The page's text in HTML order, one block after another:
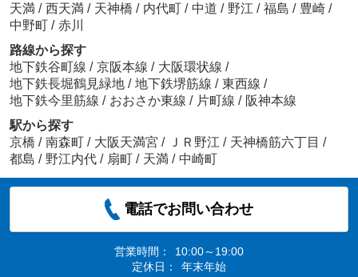
天満 / 西天満 / 天神橋 / 内代町 / 中道 / 野江 / 福島 / 豊崎 /
中野町 / 赤川
路線から探す
地下鉄谷町線 / 京阪本線 / 大阪環状線 /
地下鉄長堀鶴見緑地 / 地下鉄堺筋線 / 東西線 /
地下鉄今里筋線 / おおさか東線 / 片町線 / 阪神本線
駅から探す
京橋 / 南森町 / 大阪天満宮 / ＪＲ野江 / 天神橋筋六丁目 /
都島 / 野江内代 / 扇町 / 天満 / 中崎町
電話でお問い合わせ
営業時間：
10:00～19:00
定休日：
年末年始